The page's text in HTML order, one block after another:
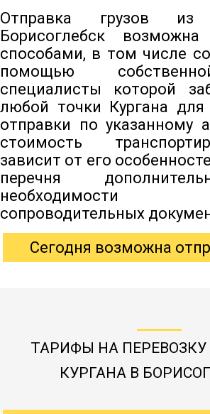
Отправка грузов
Борисоглебск возможна
способами, в том числе
помощью
специалисты которой
любой точки Кургана
отправки по указанному
стоимость
зависит от его
перечня
необходимости
сопроводительных
Сегодня возможна
ТАРИФЫ НА ПЕРЕВОЗКУ
КУРГАНА В